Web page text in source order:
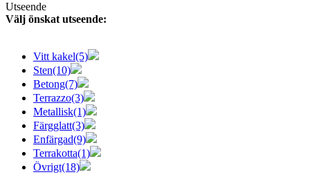
Utseende
Välj önskat utseende:
Vitt kakel(5)
Sten(10)
Betong(7)
Terrazzo(3)
Metallisk(1)
Färgglatt(3)
Enfärgad(9)
Terrakotta(1)
Övrigt(18)